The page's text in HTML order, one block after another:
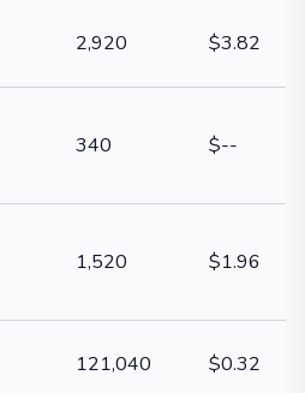
2,920 $3.82
340 $--
1,520 $1.96
121,040 $0.32